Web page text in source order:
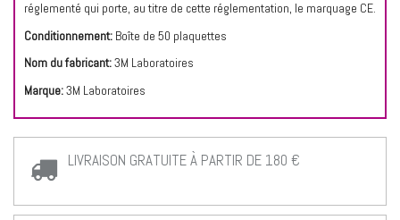
réglementé qui porte, au titre de cette réglementation, le marquage CE.
Conditionnement: Boîte de 50 plaquettes
Nom du fabricant:3M Laboratoires
Marque:3M Laboratoires
LIVRAISON GRATUITE À PARTIR DE 180 €